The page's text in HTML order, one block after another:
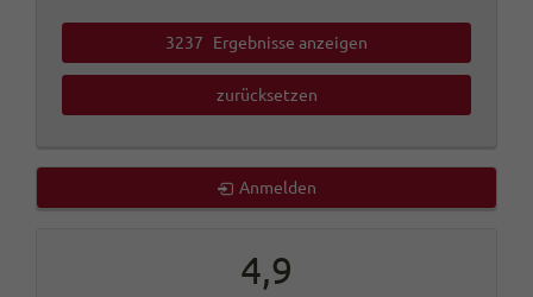
3237 Ergebnisse anzeigen
zurücksetzen
Anmelden
4,9